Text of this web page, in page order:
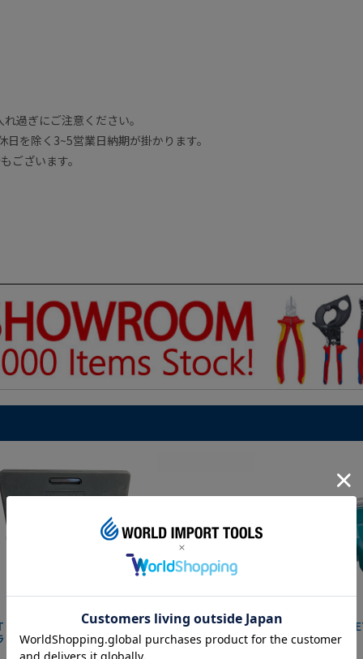
過ぎにご注意ください。
を除く3~5営業日納期が掛かります。
ございます。
マグネットツールマット
ック
クニペックス コブラ クイック
セット 8721-250 KNIPEX